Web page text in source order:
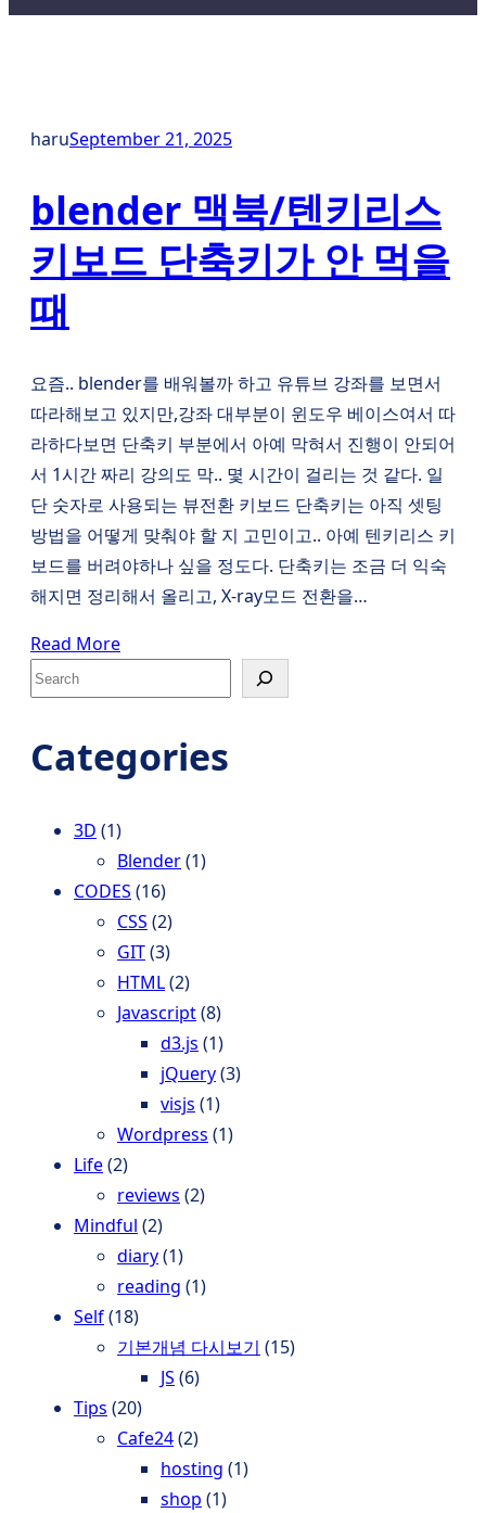
haruSeptember 21, 2025
blender 맥북/텐키리스
키보드 단축키가 안 먹을
때
요즘.. blender를 배워볼까 하고 유튜브 강좌를 보면서
따라해보고 있지만,강좌 대부분이 윈도우 베이스여서 따
라하다보면 단축키 부분에서 아예 막혀서 진행이 안되어
서 1시간 짜리 강의도 막.. 몇 시간이 걸리는 것 같다. 일
단 숫자로 사용되는 뷰전환 키보드 단축키는 아직 셋팅
방법을 어떻게 맞춰야 할 지 고민이고.. 아예 텐키리스 키
보드를 버려야하나 싶을 정도다. 단축키는 조금 더 익숙
해지면 정리해서 올리고, X-ray모드 전환을…
Read More
S
e
rCategories
3D (1)
Blender(1)
CODES (16)
CSS (2)
GIT(3)
HTML(2)
Javascript(8)
d3.js (1)
jQuery(3)
visjs (1)
Wordpress (1)
Life(2)
reviews (2)
Mindful (2)
diary(1)
reading (1)
Self(18)
기본개념 다시보기 (15)
JS (6)
Tips (20)
Cafe24(2)
hosting (1)
shop (1)